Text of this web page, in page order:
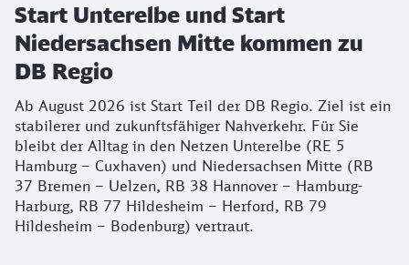
Start Unterelbe und Start
Niedersachsen Mitte kommen zu
DB Regio
Ab August 2026 ist Start Teil der DB Regio. Ziel ist ein
stabilerer und zukunftsfähiger Nahverkehr. Für Sie
bleibt der Alltag in den Netzen Unterelbe (RE 5
Hamburg – Cuxhaven) und Niedersachsen Mitte (RB
37 Bremen – Uelzen, RB 38 Hannover – Hamburg-
Harburg, RB 77 Hildesheim – Herford, RB 79
Hildesheim – Bodenburg) vertraut.